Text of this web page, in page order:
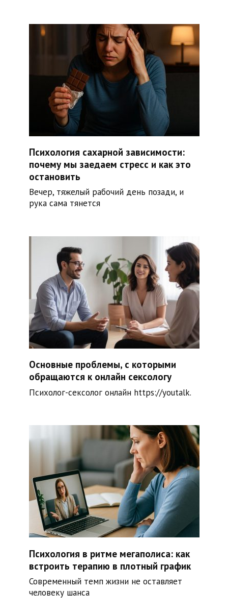
Психология сахарной зависимости:
почему мы заедаем стресс и как это
остановить
Вечер, тяжелый рабочий день позади, и
рука сама тянется
Основные проблемы, с которыми
обращаются к онлайн сексологу
Психолог-сексолог онлайн https://youtalk.
Психология в ритме мегаполиса: как
встроить терапию в плотный график
Современный темп жизни не оставляет
человеку шанса